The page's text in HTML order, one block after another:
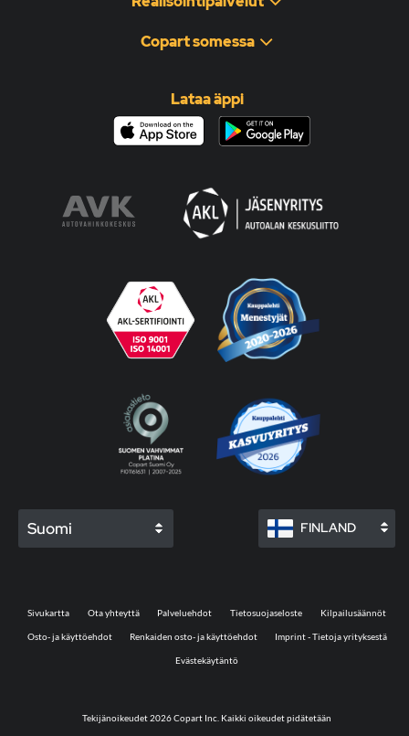
Copart somessa
Lataa äppi
Suomi FINLAND
Tekijänoikeudet 2026 Copart Inc. Kaikki oikeudet pidätetään
Sivukartta Ota yhteyttä Palveluehdot Tietosuojaseloste Kilpailusäännöt
Osto- ja käyttöehdot Renkaiden osto- ja käyttöehdot Imprint - Tietoja yrityksestä
Evästekäytäntö